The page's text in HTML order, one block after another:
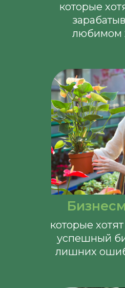
которые
успешный
лишних
которые
любимом